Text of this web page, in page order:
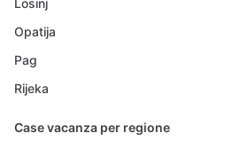
Losinj
Opatija
Pag
Rijeka
Case vacanza per regione